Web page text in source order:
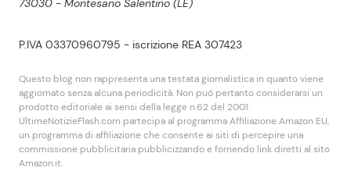
73030 - Montesano Salentino (LE)
P.IVA 03370960795 - iscrizione REA 307423
Questo blog non rappresenta una testata giornalistica in quanto viene
aggiornato senza alcuna periodicità. Non puó pertanto considerarsi un
prodotto editoriale ai sensi della legge n.62 del 2001.
UltimeNotizieFlash.com partecipa al programma Affiliazione Amazon EU,
un programma di affiliazione che consente ai siti di percepire una
commissione pubblicitaria pubblicizzando e fornendo link diretti al sito
Amazon.it.